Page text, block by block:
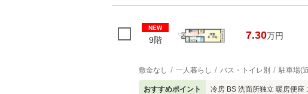
NEW
9階 7.30万円
敷金なし 一人暮らし バス・トイレ別 駐車場(
おすすめポイント 冷房 BS 洗面所独立 暖房便座